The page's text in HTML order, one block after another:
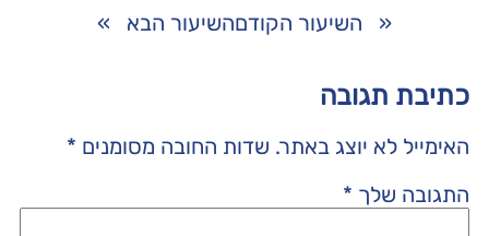
« השיעור הקודםהשיעור הבא »
כתיבת תגובה
האימייל לא יוצג באתר. שדות החובה מסומנים *
התגובה שלך *